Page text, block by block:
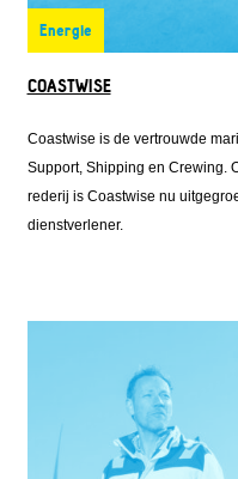
Energie
COASTWISE
Coastwise is de vertrouwde
Support, Shipping en Crewing.
rederij is Coastwise nu
dienstverlener.